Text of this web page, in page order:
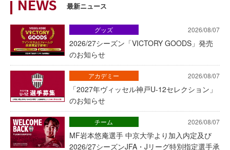
NEWS 最新ニュース
2026/08/07
2026/27シーズン「VICTORY GOODS」発売
のお知らせ
グッズ
2026/08/07
「2027年ヴィッセル神戸U-12セレクション」
のお知らせ
アカデミー
2026/08/07
MF岩本悠庵選手 中京大学より加入内定及び
2026/27シーズンJFA・Jリーグ特別指定選手承
チーム